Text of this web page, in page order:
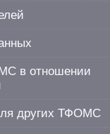
в отношении
других ТФОМС